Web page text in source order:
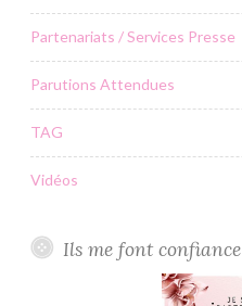
Partenariats / Services Presse
Parutions Attendues
TAG
Vidéos
Ils me font confiance